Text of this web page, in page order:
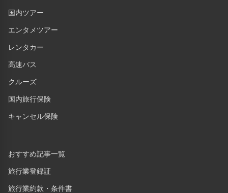
国内ツアー
エンタメツアー
レンタカー
高速バス
クルーズ
国内旅行保険
キャンセル保険
おすすめ記事一覧
旅行業登録証
旅行業約款・条件書